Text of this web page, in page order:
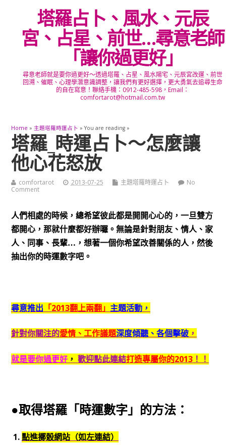
塔羅占卜、風水、元辰
宮、占星、前世…尋意老師
「讓你過更好」
尋意老師就是要你過更好～透過塔羅、占星、風水陽宅、元辰宮改運、前世
回溯、催眠、心理學潛意識調整，讓我們有更好選擇，更大勇氣去追尋生命
的自在寫意！聯絡手機：0912-485-598，Email：
comfortarot@hotmail.com.tw
Home » 主題塔羅時運占卜 » You are reading »
塔羅_時運占卜～怎麼讓
他心花怒放
comfortarot 2013-07-25 主題塔羅時運占卜
No
Comment
人們相處的時候，總希望彼此都是開開心心的，一旦雙方
都開心，那就什麼都好辦囉。無論是針對朋友、情人、家
人、同事、長輩… ，想著一個你希望改善關係的人，然後
抽出你的時運數字吧。
尋意推出 「2013翻上兩翻」 主題活動，
針對你關注的愛情、工作議題深度傾聽、各個擊破，
就是要你過更好， 歡迎點此連結打造專屬你的2013！！
●取得塔羅「時運數字」的方法：
1.點進擲骰網站（如左連結）